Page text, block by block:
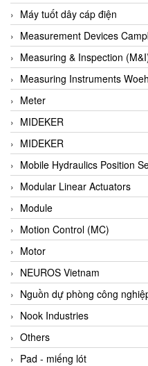
Barel Vietnam
Barksdale
Bartec
Basco
Baumer
Baumuller Vietnam
Baykee
BBC Bircher Smart Access
BCS ITALY
BEA SENSORS
Beacon Extender
Beckhoff
Bedook
Bei Sensor
Beijer
Beinlich-pumps
Beka
Máy tuốt dây cáp điện
Measurement Devices
Measuring & Inspection
Measuring Instruments
Meter
MIDEKER
MIDEKER
Mobile Hydraulics Position
Modular Linear Actuators
Module
Motion Control (MC)
Motor
NEUROS Vietnam
Nguồn dự phòng công
Nook Industries
Others
Pad - miếng lót